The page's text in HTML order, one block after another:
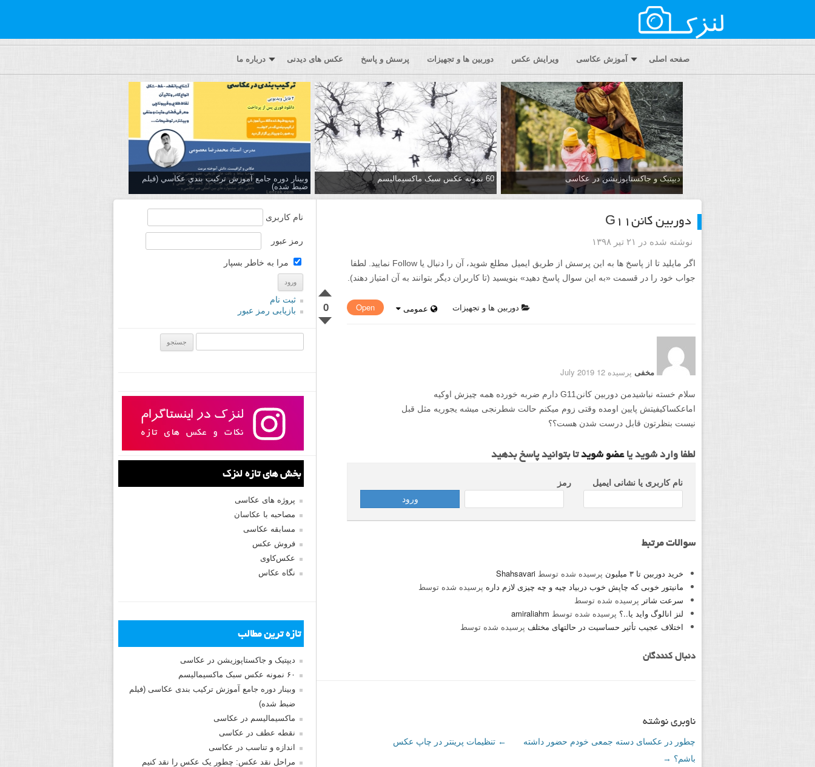
صفحه اصلی آموزش عکاسی ویرایش عکس دوربین ها و تجهیزات پرسش و پاسخ عکس های دیدنی درباره ما
دیپتیک و جاکستا‌پوزیشن در عکاسی 60 نمونه عکس سبک ماکسیمالیسم
وبینار دوره جامع آموزش تركيب بندي عكاسي (فیلم
ضبط شده)
دوربین کاننG11
نوشته شده در ۲۱ تیر ۱۳۹۸
اگر مایلید تا از پاسخ ها به این پرسش از طریق ایمیل مطلع شوید، آن را دنبال یا Follow نمایید. لطفا
جواب خود را در قسمت «به این سوال پاسخ دهید» بنویسید (تا کاربران دیگر بتوانند به آن امتیاز دهند).
0 Open عمومی دوربین ها و تجهیزات
مخفی پرسیده 12 July 2019
سلام خسته نباشیدمن دوربین کاننG11 دارم ضربه خورده همه چیزش اوکیه
اماعکساکیفیتش پایین اومده وقتی زوم میکنم حالت شطرنجی میشه یجوریه مثل قبل
نیست بنظرتون قابل درست شدن هست؟؟
لطفا وارد شوید یاعضو شویدتا بتوانید پاسخ بدهید
نام کاربری یا نشانی ایمیل رمز
سوالات مرتبط
خرید دوربین تا ۳ میلیون پرسیده شده توسط Shahsavari
مانیتور خوبی که چاپش خوب دربیاد چیه و چه چیزی لازم داره پرسیده شده توسط
سرعت شاتر پرسیده شده توسط
لنز انالوگ واید یا..؟ پرسیده شده توسط amiraliahm
اختلاف عجیب تأثیر حساسیت در حالتهای مختلف پرسیده شده توسط
دنبال کنندگان
ناوبری نوشته
← تنظیمات پرینتر در چاپ عکس
چطور در عکسای دسته جمعی خودم حضور داشته
باشم؟ →
نام کاربری
رمز عبور
مرا به خاطر بسپار
ثبت نام
بازیابی رمز عبور
بخش های تازه لنزک
پروژه های عکاسی
مصاحبه با عکاسان
مسابقه عکاسی
فروش عکس
عکس‌کاوی
نگاه عکاس
تازه ترین مطالب
دیپتیک و جاکستا‌پوزیشن در عکاسی
۶۰ نمونه عکس سبک ماکسیمالیسم
وبینار دوره جامع آموزش ترکیب بندی عکاسی (فیلم
ضبط شده)
ماکسیمالیسم در عکاسی
نقطه عطف در عکاسی
اندازه و تناسب در عکاسی
مراحل نقد عکس: چطور یک عکس را نقد کنیم